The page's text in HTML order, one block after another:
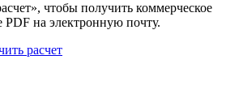
чтобы получить коммерческое
на электронную почту.
расчет